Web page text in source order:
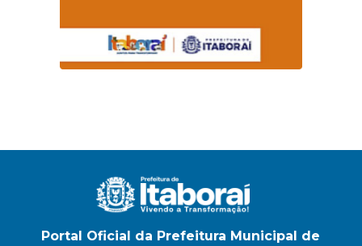
Portal Oficial da Prefeitura Municipal de